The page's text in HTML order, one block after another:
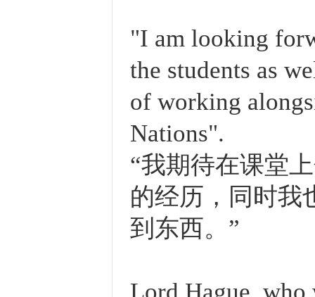
"I am looking
the students as
of working
Nations".
“我期待在课堂
的经历，同时我
到东西。”